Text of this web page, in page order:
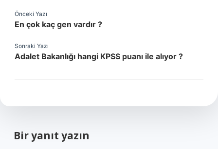
Önceki Yazı
En çok kaç gen vardır ?
Sonraki Yazı
Adalet Bakanlığı hangi KPSS puanı ile alıyor ?
Bir yanıt yazın